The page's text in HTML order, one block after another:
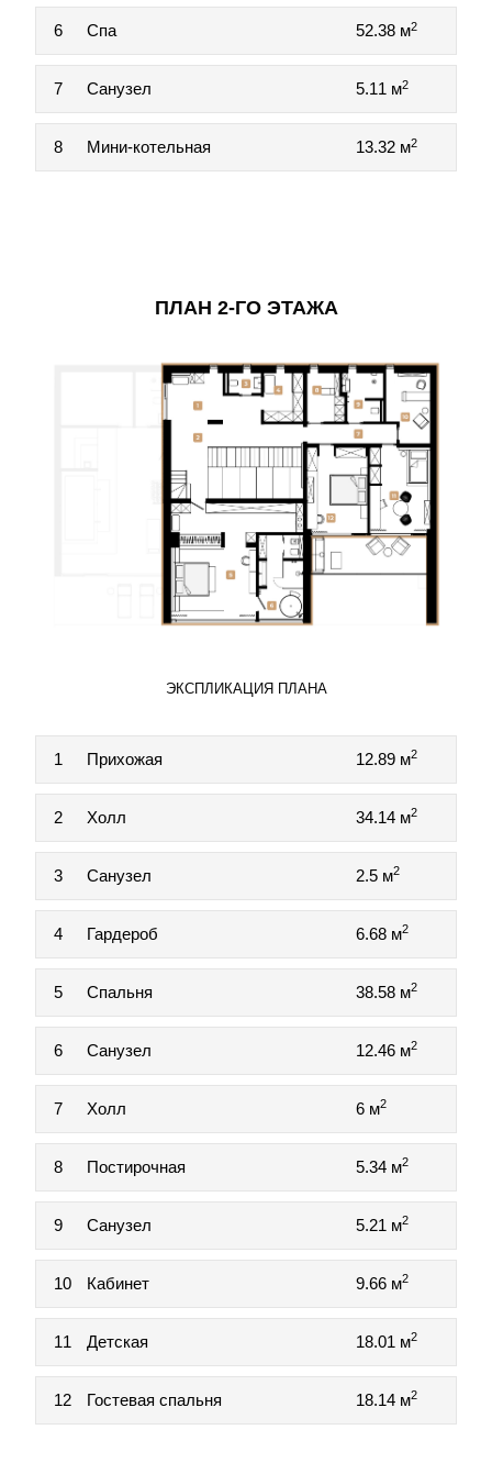
6 Спа 52.38 м2
7 Санузел 5.11 м2
8 Мини-котельная 13.32 м2
ПЛАН 2-ГО ЭТАЖА
ЭКСПЛИКАЦИЯ ПЛАНА
1 Прихожая 12.89 м2
2 Холл 34.14 м2
3 Санузел 2.5 м2
4 Гардероб 6.68 м2
5 Спальня 38.58 м2
6 Санузел 12.46 м2
7 Холл 6 м2
8 Постирочная 5.34 м2
9 Санузел 5.21 м2
10 Кабинет 9.66 м2
11 Детская 18.01 м2
12 Гостевая спальня 18.14 м2